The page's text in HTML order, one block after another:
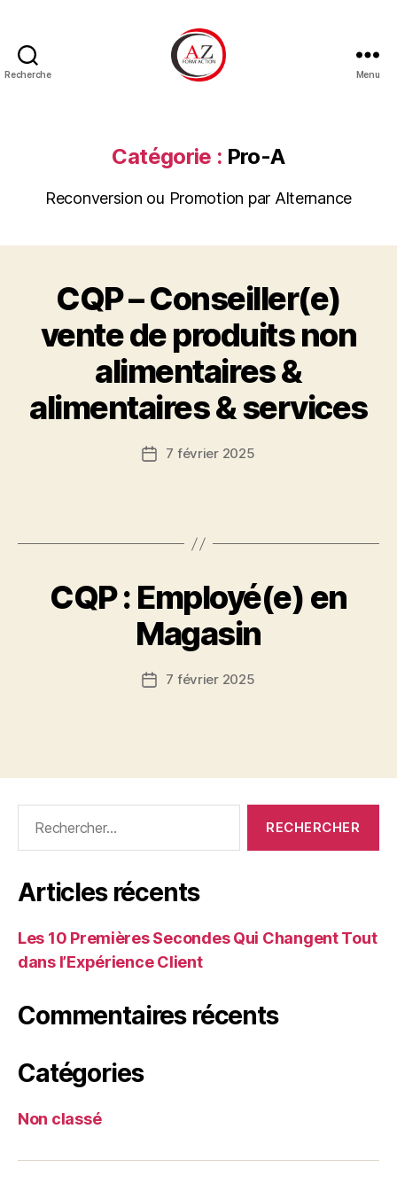
Recherche Menu
Catégorie : Pro-A
Reconversion ou Promotion par Alternance
CQP – Conseiller(e)
vente de produits non
alimentaires &
alimentaires & services
7 février 2025
CQP : Employé(e) en
Magasin
7 février 2025
Articles récents
Les 10 Premières Secondes Qui Changent Tout
dans l’Expérience Client
Commentaires récents
Catégories
Non classé